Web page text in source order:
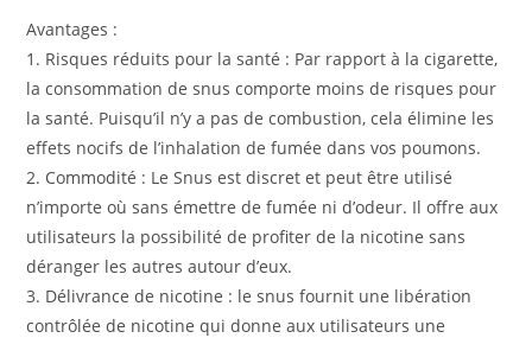
Avantages :
1. Risques réduits pour la santé : Par rapport à la cigarette,
la consommation de snus comporte moins de risques pour
la santé. Puisqu’il n’y a pas de combustion, cela élimine les
effets nocifs de l’inhalation de fumée dans vos poumons.
2. Commodité : Le Snus est discret et peut être utilisé
n’importe où sans émettre de fumée ni d’odeur. Il offre aux
utilisateurs la possibilité de profiter de la nicotine sans
déranger les autres autour d’eux.
3. Délivrance de nicotine : le snus fournit une libération
contrôlée de nicotine qui donne aux utilisateurs une